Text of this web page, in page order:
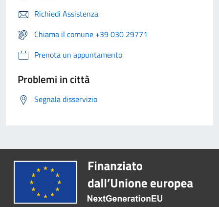
Richiedi Assistenza
Chiama il comune +39 030 29771
Prenota un appuntamento
Problemi in città
Segnala disservizio